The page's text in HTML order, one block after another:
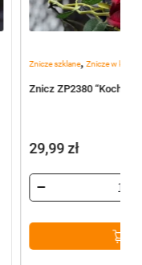
Znicze szklane,Znicze w
Znicz ZP2380
29,99zł